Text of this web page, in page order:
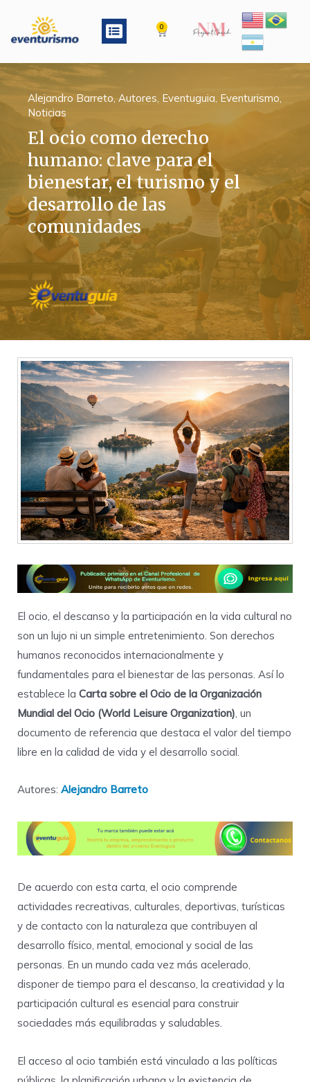
contenido
Menu 0 Cart
Alejandro Barreto, Autores, Eventuguia, Eventurismo,
Noticias
El ocio como derecho
humano: clave para el
bienestar, el turismo y el
desarrollo de las
comunidades
El ocio, el descanso y la participación en la vida cultural no
son un lujo ni un simple entretenimiento. Son derechos
humanos reconocidos internacionalmente y
fundamentales para el bienestar de las personas. Así lo
establece la Carta sobre el Ocio de la Organización
Mundial del Ocio (World Leisure Organization), un
documento de referencia que destaca el valor del tiempo
libre en la calidad de vida y el desarrollo social.
Autores: Alejandro Barreto
De acuerdo con esta carta, el ocio comprende
actividades recreativas, culturales, deportivas, turísticas
y de contacto con la naturaleza que contribuyen al
desarrollo físico, mental, emocional y social de las
personas. En un mundo cada vez más acelerado,
disponer de tiempo para el descanso, la creatividad y la
participación cultural es esencial para construir
sociedades más equilibradas y saludables.
El acceso al ocio también está vinculado a las políticas